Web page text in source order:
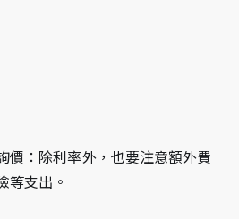
價：除利率外，也要注意額外費
等支出。